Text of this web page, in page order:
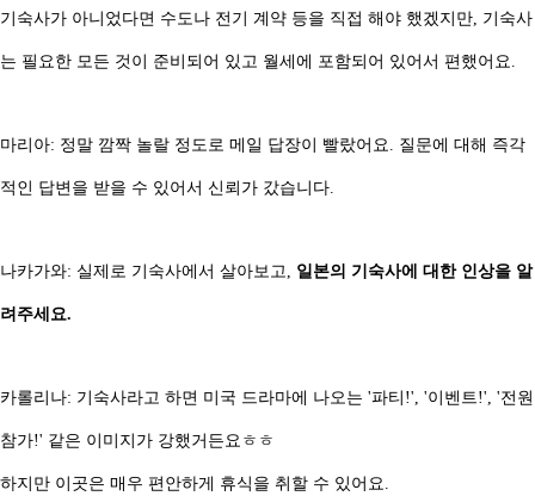
기숙사가 아니었다면 수도나 전기 계약 등을 직접 해야 했겠지만, 기숙사
는 필요한 모든 것이 준비되어 있고 월세에 포함되어 있어서 편했어요.
마리아: 정말 깜짝 놀랄 정도로 메일 답장이 빨랐어요. 질문에 대해 즉각
적인 답변을 받을 수 있어서 신뢰가 갔습니다.
나카가와: 실제로 기숙사에서 살아보고, 일본의 기숙사에 대한 인상을 알
려주세요.
카롤리나: 기숙사라고 하면 미국 드라마에 나오는 '파티!', '이벤트!', '전원
참가!' 같은 이미지가 강했거든요ㅎㅎ
하지만 이곳은 매우 편안하게 휴식을 취할 수 있어요.